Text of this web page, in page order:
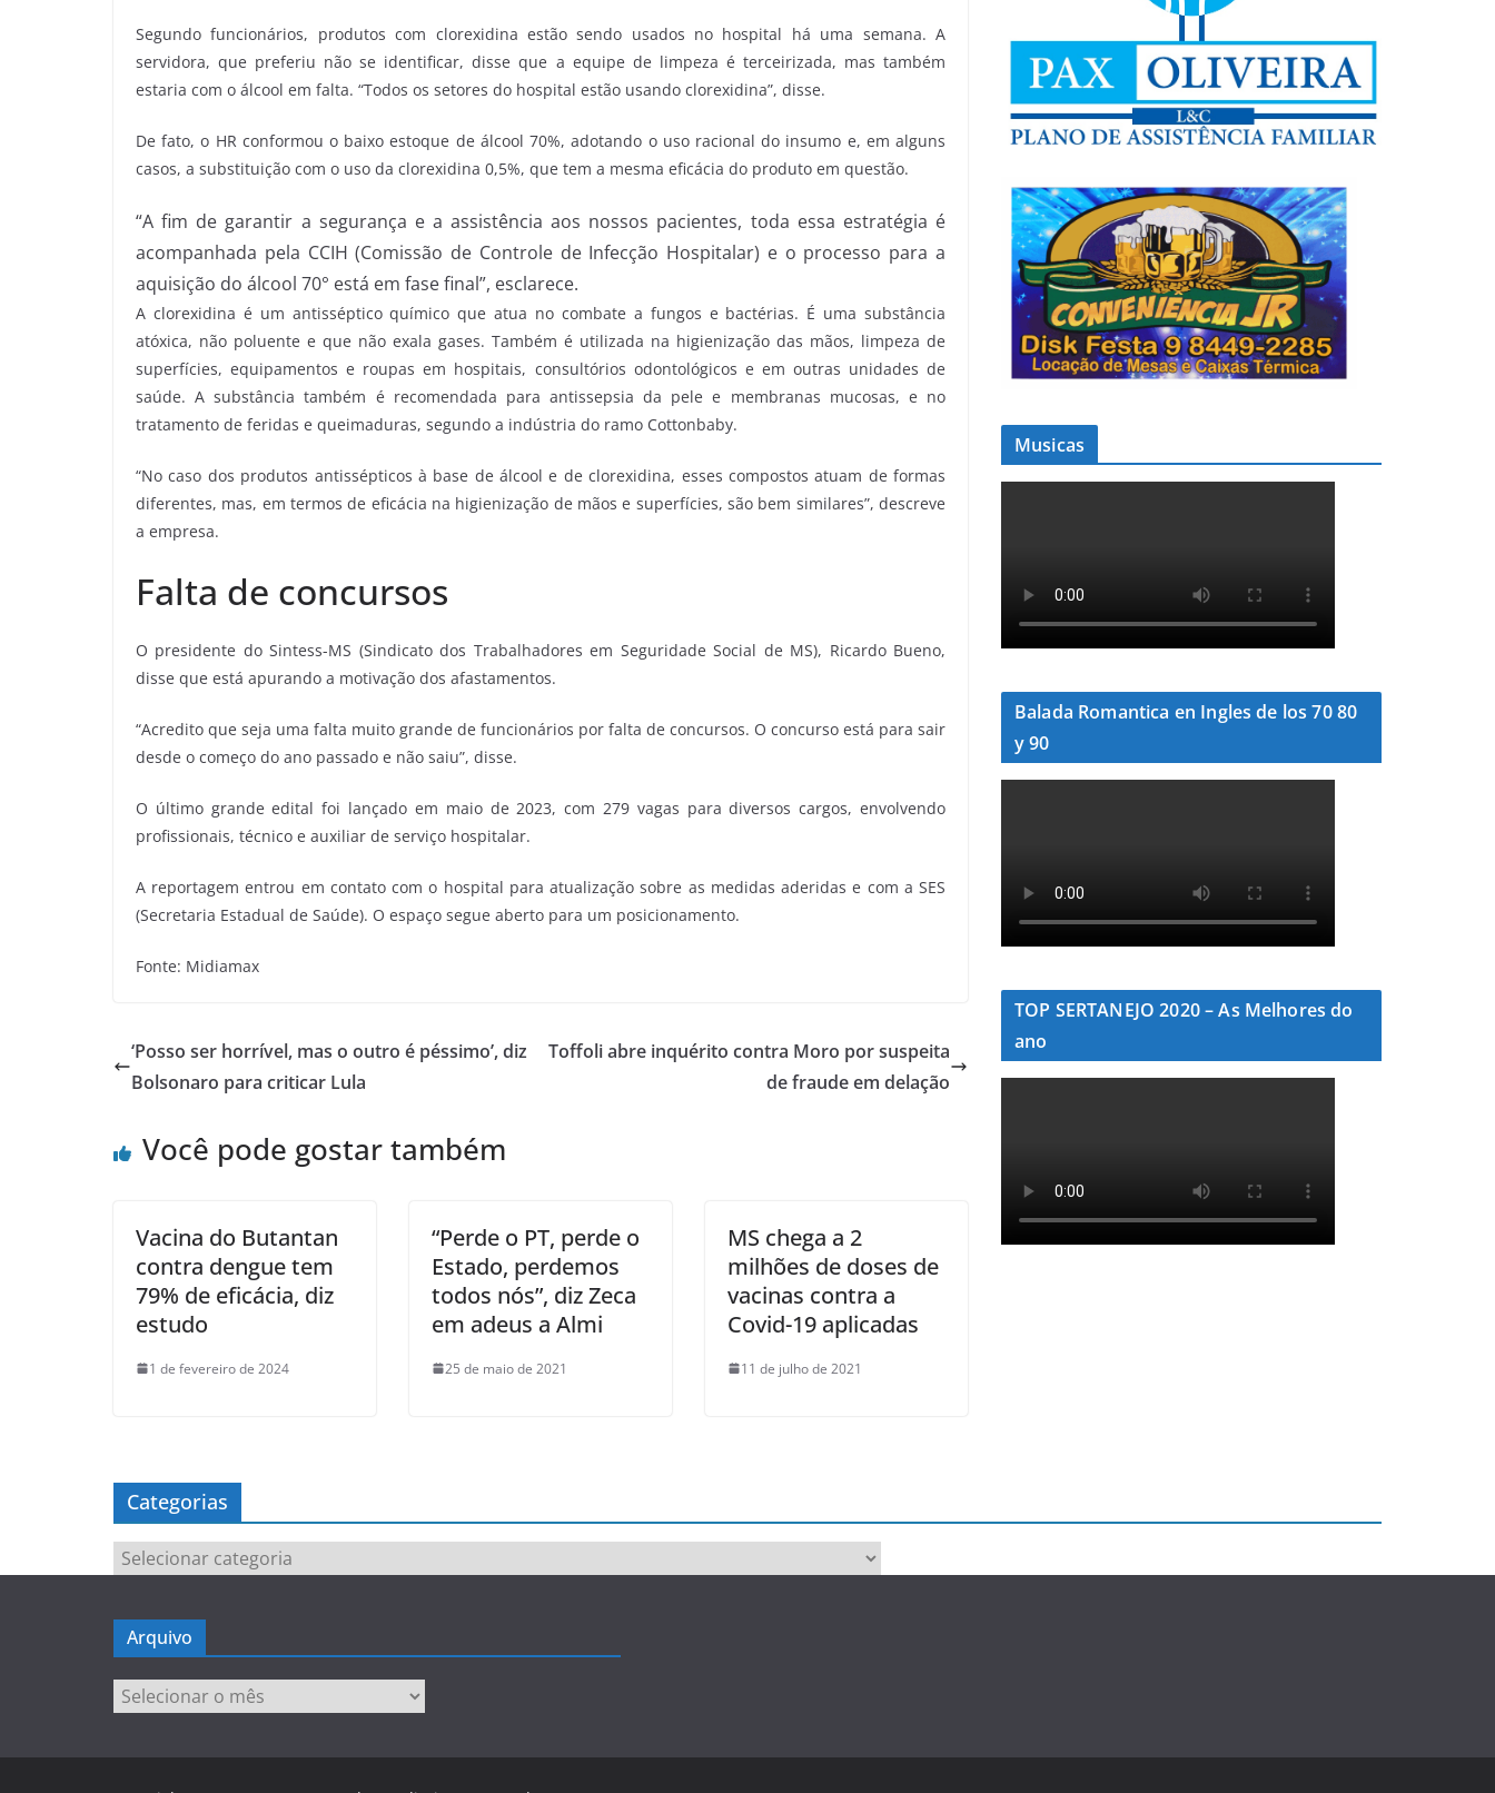
Segundo funcionários, produtos com clorexidina estão sendo usados no hospital há uma semana. A
servidora, que preferiu não se identificar, disse que a equipe de limpeza é terceirizada, mas também
estaria com o álcool em falta. “Todos os setores do hospital estão usando clorexidina”, disse.
De fato, o HR conformou o baixo estoque de álcool 70%, adotando o uso racional do insumo e, em alguns
casos, a substituição com o uso da clorexidina 0,5%, que tem a mesma eficácia do produto em questão.
“A fim de garantir a segurança e a assistência aos nossos pacientes, toda essa estratégia é
acompanhada pela CCIH (Comissão de Controle de Infecção Hospitalar) e o processo para a
aquisição do álcool 70° está em fase final”, esclarece.
A clorexidina é um antisséptico químico que atua no combate a fungos e bactérias. É uma substância
atóxica, não poluente e que não exala gases. Também é utilizada na higienização das mãos, limpeza de
superfícies, equipamentos e roupas em hospitais, consultórios odontológicos e em outras unidades de
saúde. A substância também é recomendada para antissepsia da pele e membranas mucosas, e no
tratamento de feridas e queimaduras, segundo a indústria do ramo Cottonbaby.
“No caso dos produtos antissépticos à base de álcool e de clorexidina, esses compostos atuam de formas
diferentes, mas, em termos de eficácia na higienização de mãos e superfícies, são bem similares”, descreve
a empresa.
Falta de concursos
O presidente do Sintess-MS (Sindicato dos Trabalhadores em Seguridade Social de MS), Ricardo Bueno,
disse que está apurando a motivação dos afastamentos.
“Acredito que seja uma falta muito grande de funcionários por falta de concursos. O concurso está para sair
desde o começo do ano passado e não saiu”, disse.
O último grande edital foi lançado em maio de 2023, com 279 vagas para diversos cargos, envolvendo
profissionais, técnico e auxiliar de serviço hospitalar.
A reportagem entrou em contato com o hospital para atualização sobre as medidas aderidas e com a SES
(Secretaria Estadual de Saúde). O espaço segue aberto para um posicionamento.
Fonte: Midiamax
‘Posso ser horrível, mas o outro é péssimo’, diz
Bolsonaro para criticar Lula
Toffoli abre inquérito contra Moro por suspeita
de fraude em delação
Você pode gostar também
Vacina do Butantan
contra dengue tem
79% de eficácia, diz
estudo
1 de fevereiro de 2024
“Perde o PT, perde o
Estado, perdemos
todos nós”, diz Zeca
em adeus a Almi
25 de maio de 2021
MS chega a 2
milhões de doses de
vacinas contra a
Covid-19 aplicadas
11 de julho de 2021
Musicas
Balada Romantica en Ingles de los 70 80
y 90
TOP SERTANEJO 2020 – As Melhores do
ano
Categorias
Categorias
Arquivo
Arquivo